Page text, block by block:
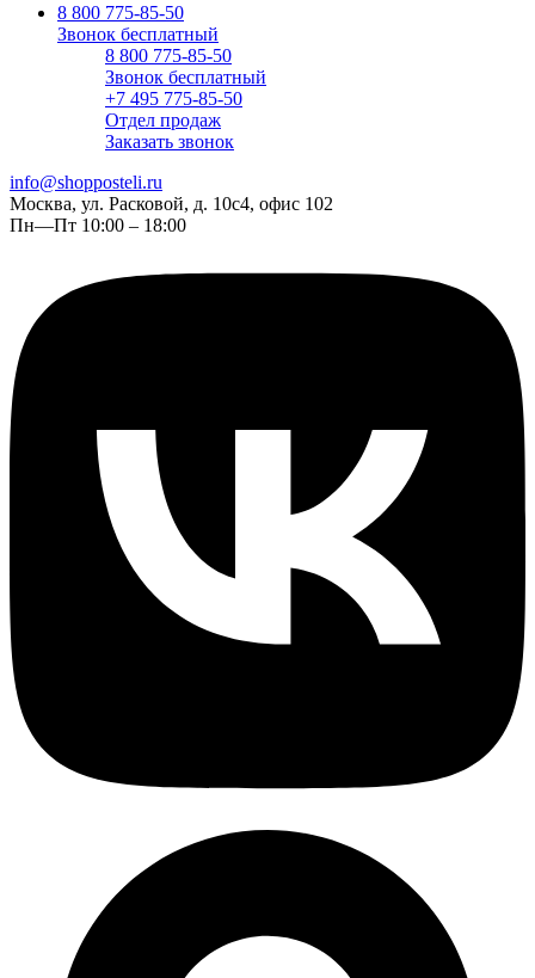
8 800 775-85-50
Звонок бесплатный
8 800 775-85-50
Звонок бесплатный
+7 495 775-85-50
Отдел продаж
Заказать звонок
info@shopposteli.ru
Москва, ул. Расковой, д. 10с4, офис 102
Пн—Пт 10:00 – 18:00